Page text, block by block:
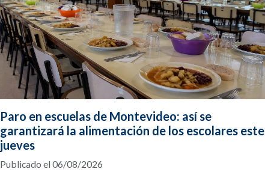
Paro en escuelas de Montevideo: así se
garantizará la alimentación de los escolares este
jueves
Publicado el 06/08/2026